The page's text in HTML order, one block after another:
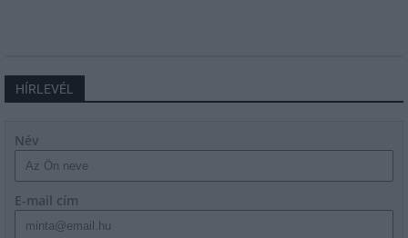
HÍRLEVÉL
Név
E-mail cím